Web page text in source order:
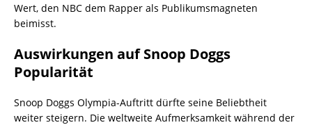
Wert, den NBC dem Rapper als Publikumsmagneten
beimisst.
Auswirkungen auf Snoop Doggs
Popularität
Snoop Doggs Olympia-Auftritt dürfte seine Beliebtheit
weiter steigern. Die weltweite Aufmerksamkeit während der